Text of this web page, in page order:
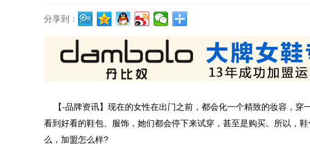
分享到：
【-品牌资讯】现在的女性在出门之前，都会化一个精致的妆容，穿
看到好看的鞋包、服饰，她们都会停下来试穿，甚至是购买。所以，